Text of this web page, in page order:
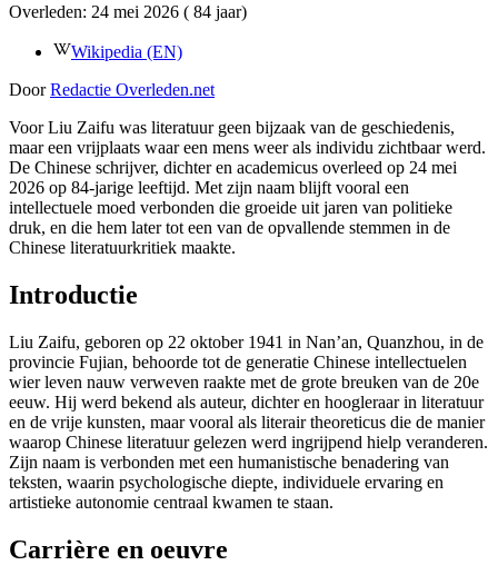
Overleden: 24 mei 2026 ( 84 jaar)
Wikipedia (EN)
Door Redactie Overleden.net
Voor Liu Zaifu was literatuur geen bijzaak van de geschiedenis,
maar een vrijplaats waar een mens weer als individu zichtbaar werd.
De Chinese schrijver, dichter en academicus overleed op 24 mei
2026 op 84-jarige leeftijd. Met zijn naam blijft vooral een
intellectuele moed verbonden die groeide uit jaren van politieke
druk, en die hem later tot een van de opvallende stemmen in de
Chinese literatuurkritiek maakte.
Introductie
Liu Zaifu, geboren op 22 oktober 1941 in Nan’an, Quanzhou, in de
provincie Fujian, behoorde tot de generatie Chinese intellectuelen
wier leven nauw verweven raakte met de grote breuken van de 20e
eeuw. Hij werd bekend als auteur, dichter en hoogleraar in literatuur
en de vrije kunsten, maar vooral als literair theoreticus die de manier
waarop Chinese literatuur gelezen werd ingrijpend hielp veranderen.
Zijn naam is verbonden met een humanistische benadering van
teksten, waarin psychologische diepte, individuele ervaring en
artistieke autonomie centraal kwamen te staan.
Carrière en oeuvre